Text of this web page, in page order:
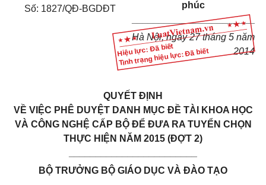
Hiệu lực: Đã biết
Tình trạng hiệu lực: Đã biết
Số: 1827/QĐ-BGDĐT
phúc
_______________________
Hà Nội, ngày 27 tháng 5 năm
2014
QUYẾT ĐỊNH
VỀ VIỆC PHÊ DUYỆT DANH MỤC ĐỀ TÀI KHOA HỌC
VÀ CÔNG NGHỆ CẤP BỘ ĐỂ ĐƯA RA TUYỂN CHỌN
THỰC HIỆN NĂM 2015 (ĐỢT 2)
BỘ TRƯỞNG BỘ GIÁO DỤC VÀ ĐÀO TẠO